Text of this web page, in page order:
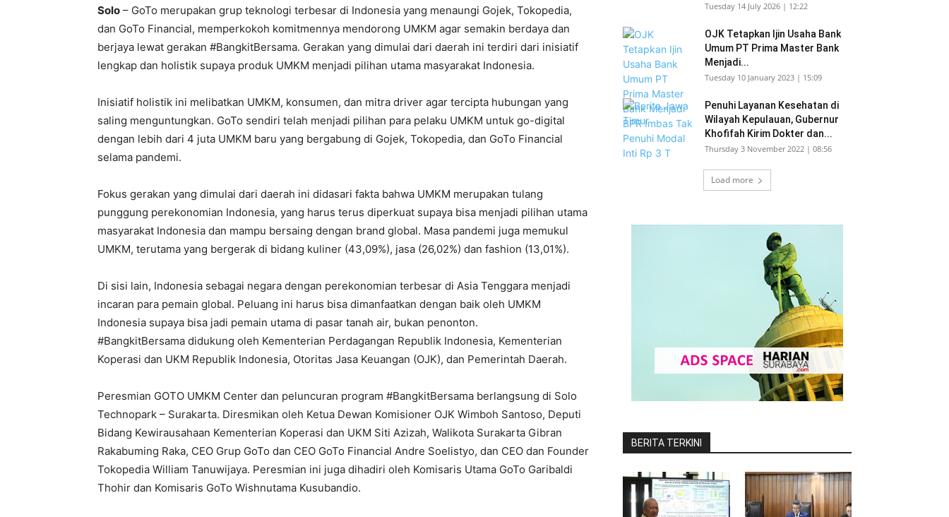
Solo – GoTo merupakan grup teknologi terbesar di Indonesia yang menaungi Gojek, Tokopedia,
dan GoTo Financial, memperkokoh komitmennya mendorong UMKM agar semakin berdaya dan
berjaya lewat gerakan #BangkitBersama. Gerakan yang dimulai dari daerah ini terdiri dari inisiatif
lengkap dan holistik supaya produk UMKM menjadi pilihan utama masyarakat Indonesia.
Inisiatif holistik ini melibatkan UMKM, konsumen, dan mitra driver agar tercipta hubungan yang
saling menguntungkan. GoTo sendiri telah menjadi pilihan para pelaku UMKM untuk go-digital
dengan lebih dari 4 juta UMKM baru yang bergabung di Gojek, Tokopedia, dan GoTo Financial
selama pandemi.
Fokus gerakan yang dimulai dari daerah ini didasari fakta bahwa UMKM merupakan tulang
punggung perekonomian Indonesia, yang harus terus diperkuat supaya bisa menjadi pilihan utama
masyarakat Indonesia dan mampu bersaing dengan brand global. Masa pandemi juga memukul
UMKM, terutama yang bergerak di bidang kuliner (43,09%), jasa (26,02%) dan fashion (13,01%).
Di sisi lain, Indonesia sebagai negara dengan perekonomian terbesar di Asia Tenggara menjadi
incaran para pemain global. Peluang ini harus bisa dimanfaatkan dengan baik oleh UMKM
Indonesia supaya bisa jadi pemain utama di pasar tanah air, bukan penonton.
#BangkitBersama didukung oleh Kementerian Perdagangan Republik Indonesia, Kementerian
Koperasi dan UKM Republik Indonesia, Otoritas Jasa Keuangan (OJK), dan Pemerintah Daerah.
Peresmian GOTO UMKM Center dan peluncuran program #BangkitBersama berlangsung di Solo
Technopark – Surakarta. Diresmikan oleh Ketua Dewan Komisioner OJK Wimboh Santoso, Deputi
Bidang Kewirausahaan Kementerian Koperasi dan UKM Siti Azizah, Walikota Surakarta Gibran
Rakabuming Raka, CEO Grup GoTo dan CEO GoTo Financial Andre Soelistyo, dan CEO dan Founder
Tokopedia William Tanuwijaya. Peresmian ini juga dihadiri oleh Komisaris Utama GoTo Garibaldi
Thohir dan Komisaris GoTo Wishnutama Kusubandio.
Tuesday 14 July 2026 | 12:22
OJK Tetapkan Ijin Usaha Bank
Umum PT Prima Master Bank
Menjadi...
Tuesday 10 January 2023 | 15:09
Penuhi Layanan Kesehatan di
Wilayah Kepulauan, Gubernur
Khofifah Kirim Dokter dan...
Thursday 3 November 2022 | 08:56
Load more
BERITA TERKINI